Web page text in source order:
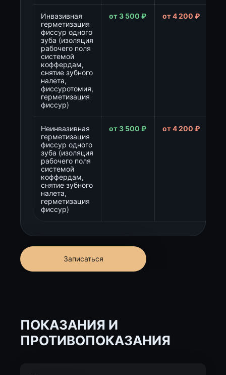
Инвазивная
герметизация
фиссур одного
зуба (изоляция
рабочего поля
системой
коффердам,
снятие зубного
налета,
фиссуротомия,
герметизация
фиссур)
от 3 500 ₽ от 4 200 ₽
Неинвазивная
герметизация
фиссур одного
зуба (изоляция
рабочего поля
системой
коффердам,
снятие зубного
налета,
герметизация
фиссур)
от 3 500 ₽ от 4 200 ₽
Записаться
ПОКАЗАНИЯ И
ПРОТИВОПОКАЗАНИЯ